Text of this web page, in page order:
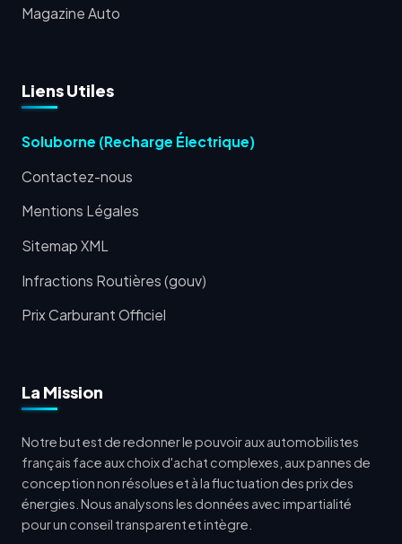
Magazine Auto
Liens Utiles
Soluborne (Recharge Électrique)
Contactez-nous
Mentions Légales
Sitemap XML
Infractions Routières (gouv)
Prix Carburant Officiel
La Mission
Notre but est de redonner le pouvoir aux automobilistes
français face aux choix d'achat complexes, aux pannes de
conception non résolues et à la fluctuation des prix des
énergies. Nous analysons les données avec impartialité
pour un conseil transparent et intègre.